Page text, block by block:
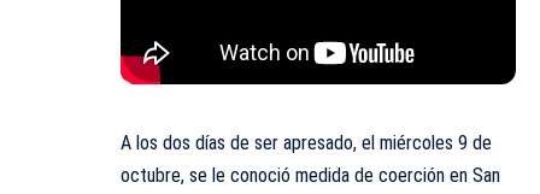
A los dos días de ser apresado, el miércoles 9 de
octubre, se le conoció medida de coerción en San